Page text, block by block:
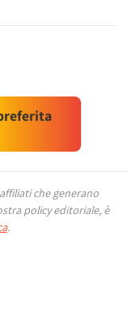
che generano
policy editoriale, è
.